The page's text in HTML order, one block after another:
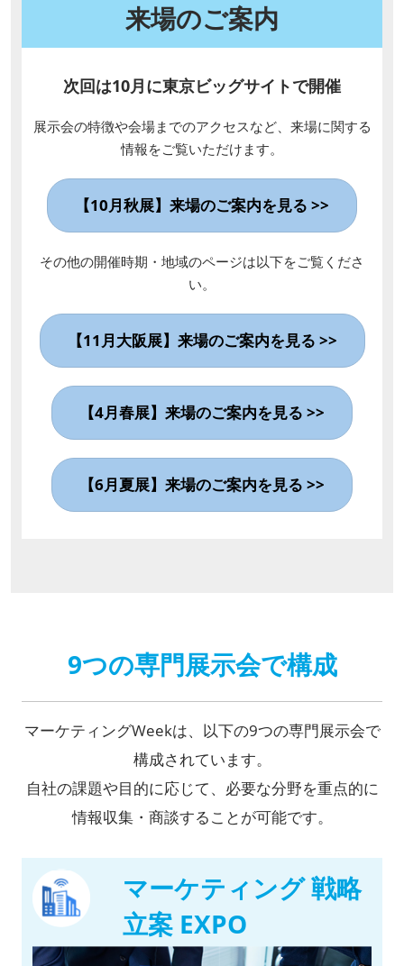
来場のご案内
次回は10月に東京ビッグサイトで開催
展示会の特徴や会場までのアクセスなど、来場に関する
情報をご覧いただけます。
【10月秋展】来場のご案内を見る >>
その他の開催時期・地域のページは以下をご覧くださ
い。
【11月大阪展】来場のご案内を見る >>
【4月春展】来場のご案内を見る >>
【6月夏展】来場のご案内を見る >>
9つの専門展示会で構成
マーケティングWeekは、以下の9つの専門展示会で
構成されています。
自社の課題や目的に応じて、必要な分野を重点的に
情報収集・商談することが可能です。
マーケティング 戦略
立案 EXPO